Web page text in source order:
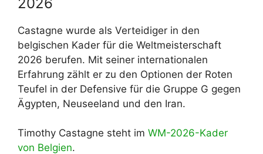
Castagne wurde als Verteidiger in den
belgischen Kader für die Weltmeisterschaft
2026 berufen. Mit seiner internationalen
Erfahrung zählt er zu den Optionen der Roten
Teufel in der Defensive für die Gruppe G gegen
Ägypten, Neuseeland und den Iran.
Timothy Castagne steht im WM-2026-Kader
von Belgien.